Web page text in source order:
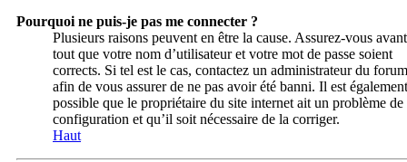
Pourquoi ne puis-je pas me connecter ?
Plusieurs raisons peuvent en être la cause. Assurez-vous avant
tout que votre nom d’utilisateur et votre mot de passe soient
corrects. Si tel est le cas, contactez un administrateur du forum
afin de vous assurer de ne pas avoir été banni. Il est également
possible que le propriétaire du site internet ait un problème de
configuration et qu’il soit nécessaire de la corriger.
Haut